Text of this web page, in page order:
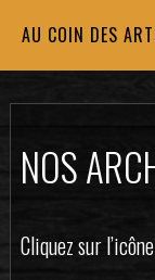
AU COIN DES
NOS
Cliquez sur